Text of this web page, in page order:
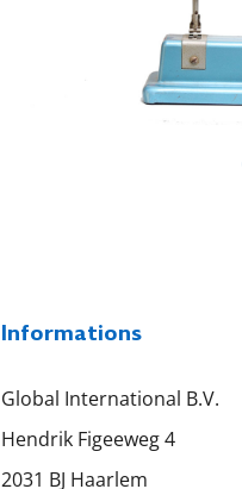
Informations
Global International B.V.
Hendrik Figeeweg 4
2031 BJ Haarlem